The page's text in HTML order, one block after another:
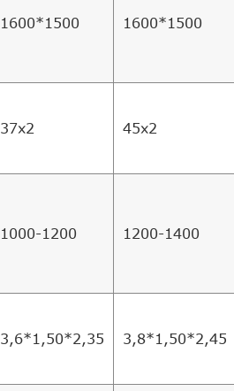
1600*1500 1600*1500
37x2 45x2
1000-1200 1200-1400
3,6*1,50*2,35 3,8*1,50*2,45